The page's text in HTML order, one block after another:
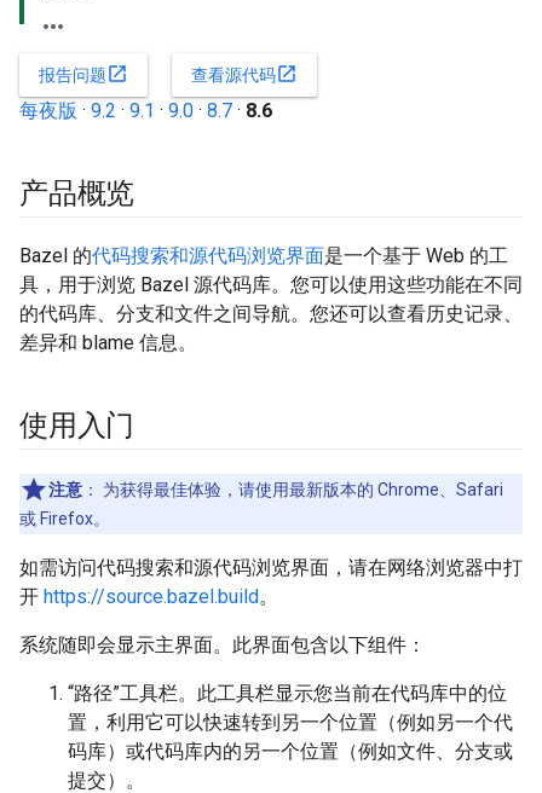
报告问题open_in_new 查看源代码open_in_new
每夜版 · 9.2 · 9.1 · 9.0 · 8.7 · 8.6
产品概览
Bazel 的代码搜索和源代码浏览界面是一个基于 Web 的工
具，用于浏览 Bazel 源代码库。您可以使用这些功能在不同
的代码库、分支和文件之间导航。您还可以查看历史记录、
差异和 blame 信息。
使用入门
注意 ：
为获得最佳体验，请使用最新版本的 Chrome、Safari
或 Firefox。
如需访问代码搜索和源代码浏览界面，请在网络浏览器中打
开 https://source.bazel.build。
系统随即会显示主界面。此界面包含以下组件：
“路径”工具栏。此工具栏显示您当前在代码库中的位
置，利用它可以快速转到另一个位置（例如另一个代
码库）或代码库内的另一个位置（例如文件、分支或
提交）。